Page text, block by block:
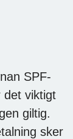
SPF-
det viktigt
giltig.
sker